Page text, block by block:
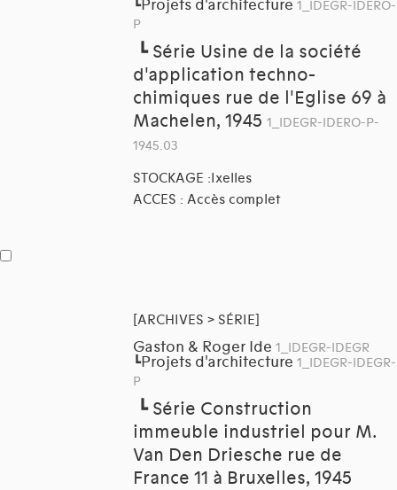
┗Projets d'architecture 1_IDEGR-IDERO-
P
┗ Série Usine de la société
d'application techno-
chimiques rue de l'Eglise 69 à
Machelen, 1945 1_IDEGR-IDERO-P-
1945.03
STOCKAGE :Ixelles
ACCES : Accès complet
[ARCHIVES > SÉRIE]
Gaston & Roger Ide 1_IDEGR-IDEGR
┗Projets d'architecture 1_IDEGR-IDEGR-
P
┗ Série Construction
immeuble industriel pour M.
Van Den Driesche rue de
France 11 à Bruxelles, 1945